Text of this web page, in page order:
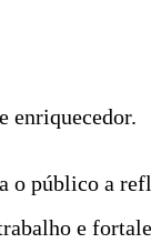
enriquecedor.
o público a
e